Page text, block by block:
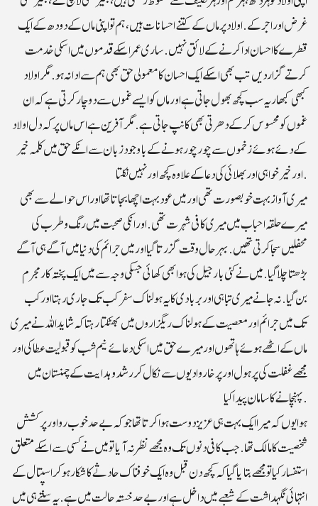
غرض اور اجر کے.اولاد پر ماں کے کتنے احسانات ہیں ، ہم تو اپنی ماں کے دودھ کے ایک
قطرے کا احسان ادا کرنے کے لائق نہیں. ساری عمر اسکے قدموں میں اسکی خدمت
کرتے گزاردیں تب بھی اسکے ایک احسان کا معمولی حق بھی ہم سے ادا نہ ہو. مگر اولاد
کبھی کبھار یہ سب کچھ بھول جاتی ہے اور ماں کو ایسے غموں سے دوچار کرتی ہے کہ ان
غموں کو محسوس کرکے دھرتی بھی کانپ جاتی ہے . مگر آفرین ہے اس ماں پر کہ دل اولاد
کے دئے ہوئے زخموں سے چورچور ہونے کے باوجود زبان سے انکے حق میں کلمہ خیر
اور خیرخواہی اور بھلائی کی دعا کے علاوہ کچھ اور نہیں نکلتا.
میری آواز بہت خوبصورت تھی اور میں عود بہت اچھا بجاتا تھا اور اس حوالے سے بھی
میرے حلقہ احباب میں میری کافی شہرت تھی.اور انکی صحبت میں رنگ وطرب کی
محفلیں سجا کرتی تھیں. بہرحال وقت گزرتا گیا اور میں جرائم کی دنیا میں آگے ہی آگے
بڑھتا چلا گیا. میں نے کئی بار جیل کی ہوا بھی کھائی جسکی وجہ سے میں ایک پختہ کار مجرم
بن گیا.نہ جانے میری تباہی اوربربادی کا یہ ہولناک سفر کب تک جاری رہتا اور کب
تک میں جرائم اور معصیت کے ہولناک ریگزاروں میں بھٹکتا رہتا کہ شاید اللہ نے میری
ماں کے اٹھے ہوئے ہاتھوں اور میرے حق میں اسکی دعائے نیم شب کو قبولیت عطا کی او ر
مجھے غفلت کی پرہول اور پرخاروادیوں سے نکال کررشد وہدایت کے چمنستان میں
پہنچانے کا سامان پیدا کیا.
ہوا یوں کہ میرا ایک بہت ہی عزیز دوست ہوا کرتا تھا جو کہ بے حد خوب رواورپرکشش
شخصیت کا مالک تھا.جب کافی دنوں تک و ہ مجھے نظر نہ آیا تو میں نے کسی سے اسکے متعلق
استفسار کیا تو مجھے بتایا گیا کہ کچھ دن قبل وہ ایک خوفناک حادثے کا شکار ہوکر اسپتال کے
انتہائی نگہداشت کے شعبے میں داخل ہے اور بے حد خستہ حالت میں ہے. یہ سنتے ہی میں